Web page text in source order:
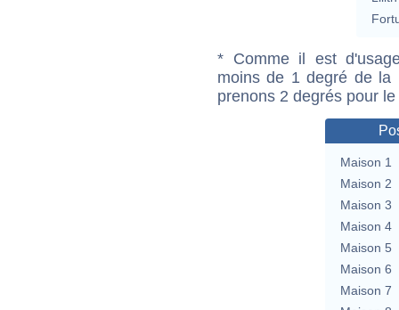
* Comme il est
moins de 1 degré de la
prenons 2 degrés pour
Maison 1
Maison 2
Maison 3
Maison 4
Maison 5
Maison 6
Maison 7